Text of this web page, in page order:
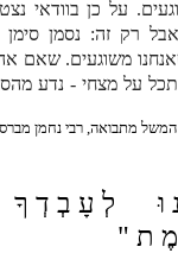
על כן בוודאי
רק זה: נסמן סימן
משוגעים. שאם
על מצחי - נדע
מתבואה, רבי נחמן
וּ לְ עָ בְ דְ ךָ
ת "